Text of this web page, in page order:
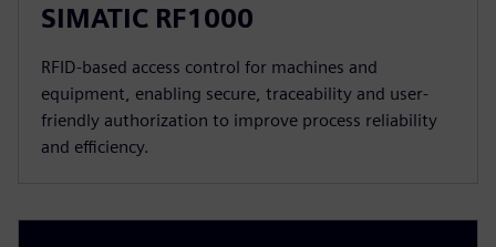
SIMATIC RF1000
RFID-based access control for machines and
equipment, enabling secure, traceability and user-
friendly authorization to improve process reliability
and efficiency.